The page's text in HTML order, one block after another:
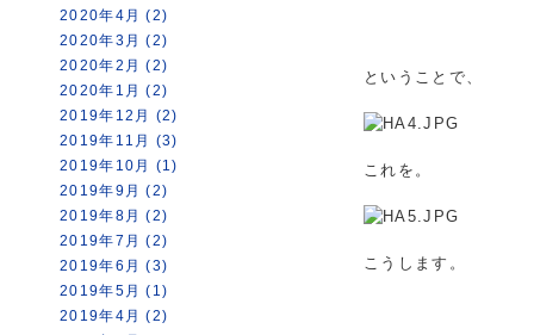
2020年4月 (2)
2020年3月 (2)
2020年2月 (2)
2020年1月 (2)
2019年12月 (2)
2019年11月 (3)
2019年10月 (1)
2019年9月 (2)
2019年8月 (2)
2019年7月 (2)
2019年6月 (3)
2019年5月 (1)
2019年4月 (2)
ということで、
これを。
こうします。